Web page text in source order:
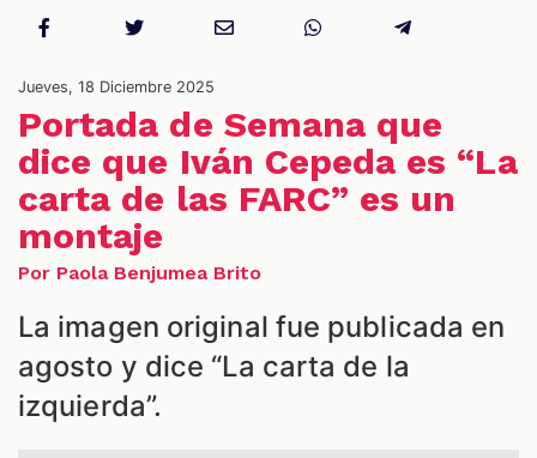
Jueves, 18 Diciembre 2025
Portada de Semana que
dice que Iván Cepeda es “La
carta de las FARC” es un
montaje
Por Paola Benjumea Brito
La imagen original fue publicada en
agosto y dice “La carta de la
izquierda”.